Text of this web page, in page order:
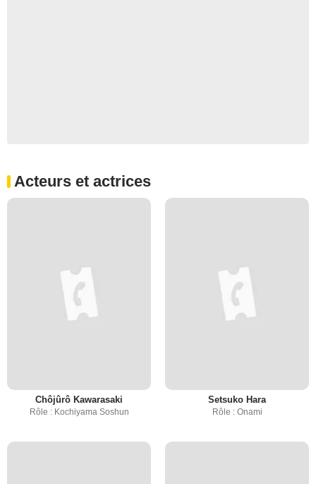
Acteurs et actrices
Chôjûrô Kawarasaki
Rôle : Kochiyama Soshun
Setsuko Hara
Rôle : Onami